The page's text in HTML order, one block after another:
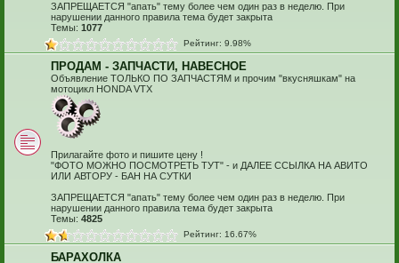
ЗАПРЕЩАЕТСЯ "апать" тему более чем один раз в неделю. При
нарушении данного правила тема будет закрыта
Темы: 1077
Рейтинг: 9.98%
ПРОДАМ - ЗАПЧАСТИ, НАВЕСНОЕ
Объявление ТОЛЬКО ПО ЗАПЧАСТЯМ и прочим "вкусняшкам" на
мотоцикл HONDA VTX
Прилагайте фото и пишите цену !
"ФОТО МОЖНО ПОСМОТРЕТЬ ТУТ" - и ДАЛЕЕ ССЫЛКА НА АВИТО
ИЛИ АВТОРУ - БАН НА СУТКИ
ЗАПРЕЩАЕТСЯ "апать" тему более чем один раз в неделю. При
нарушении данного правила тема будет закрыта
Темы: 4825
Рейтинг: 16.67%
БАРАХОЛКА